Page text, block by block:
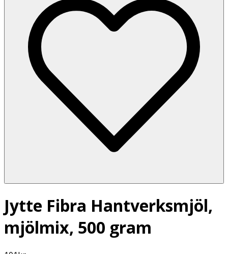
Jytte Fibra Hantverksmjöl,
mjölmix, 500 gram